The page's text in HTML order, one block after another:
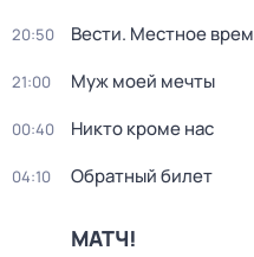
20:50 Вести. Местное
21:00 Муж моей мечты
00:40 Никто кроме нас
04:10 Обратный билет
МАТЧ!